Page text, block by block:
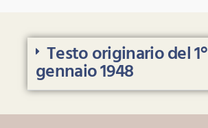
Testo originario del 1°
gennaio 1948